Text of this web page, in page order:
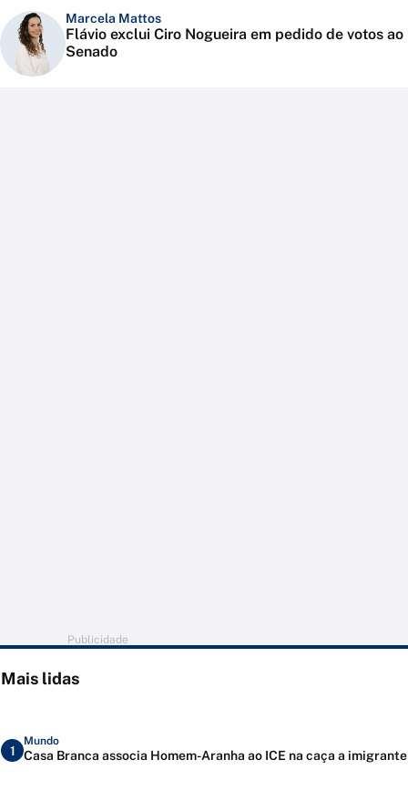
Marcela Mattos
Flávio exclui Ciro Nogueira em pedido de votos ao
Senado
Publicidade
Mais lidas
1
Mundo
Casa Branca associa Homem-Aranha ao ICE na caça a imigrante